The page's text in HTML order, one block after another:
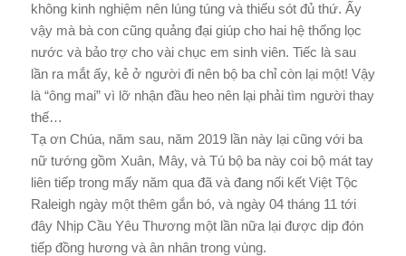
không kinh nghiệm nên lúng túng và thiếu sót đủ thứ. Ấy
vậy mà bà con cũng quảng đại giúp cho hai hệ thống lọc
nước và bảo trợ cho vài chục em sinh viên. Tiếc là sau
lần ra mắt ấy, kẻ ở người đi nên bộ ba chỉ còn lại một! Vậy
là “ông mai” vì lỡ nhận đầu heo nên lại phải tìm người thay
thế…
Tạ ơn Chúa, năm sau, năm 2019 lần này lại cũng với ba
nữ tướng gồm Xuân, Mây, và Tú bộ ba này coi bộ mát tay
liên tiếp trong mấy năm qua đã và đang nối kết Việt Tộc
Raleigh ngày một thêm gắn bó, và ngày 04 tháng 11 tới
đây Nhịp Cầu Yêu Thương một lần nữa lại được dịp đón
tiếp đồng hương và ân nhân trong vùng.